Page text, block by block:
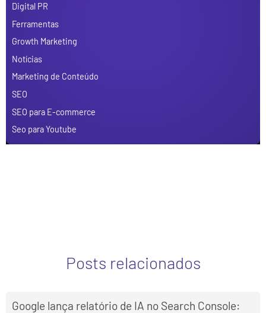
Digital PR
Ferramentas
Growth Marketing
Notícias
Marketing de Conteúdo
SEO
SEO para E-commerce
Seo para Youtube
Posts relacionados
Google lança relatório de IA no Search Console: